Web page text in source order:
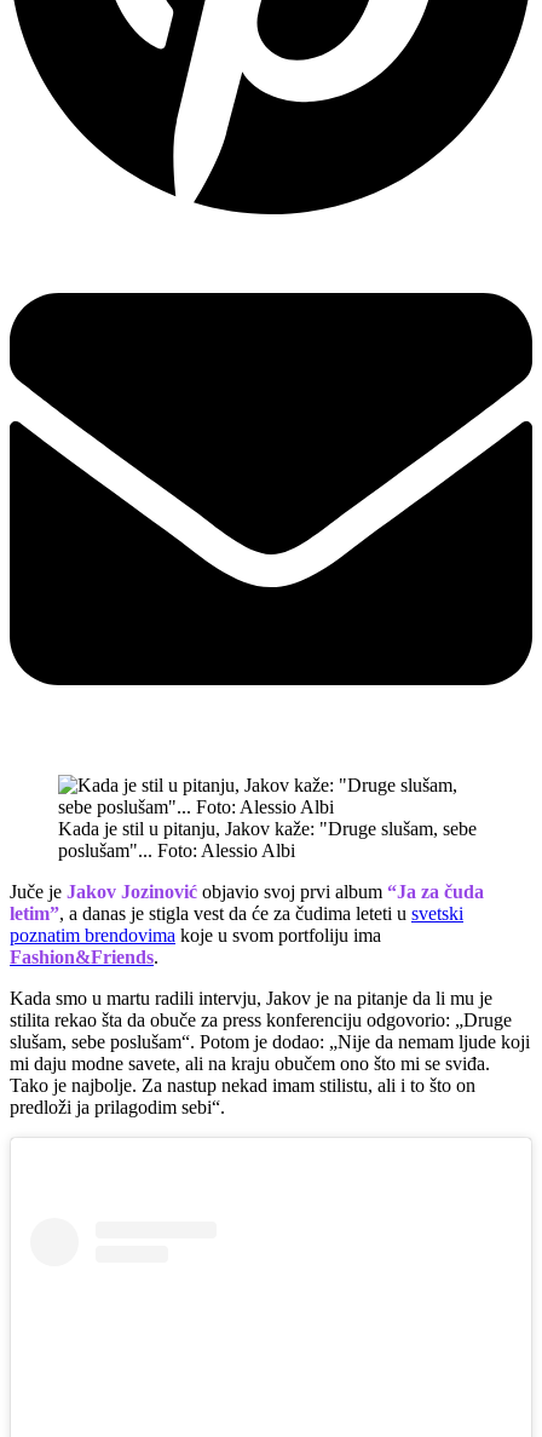
Kada je stil u pitanju, Jakov kaže: "Druge slušam, sebe
poslušam"... Foto: Alessio Albi
Juče je Jakov Jozinović objavio svoj prvi album “Ja za čuda
letim”, a danas je stigla vest da će za čudima leteti u svetski
poznatim brendovima koje u svom portfoliju ima
Fashion&Friends.
Kada smo u martu radili intervju, Jakov je na pitanje da li mu je
stilita rekao šta da obuče za press konferenciju odgovorio: „Druge
slušam, sebe poslušam“. Potom je dodao: „Nije da nemam ljude koji
mi daju modne savete, ali na kraju obučem ono što mi se sviđa.
Tako je najbolje. Za nastup nekad imam stilistu, ali i to što on
predloži ja prilagodim sebi“.